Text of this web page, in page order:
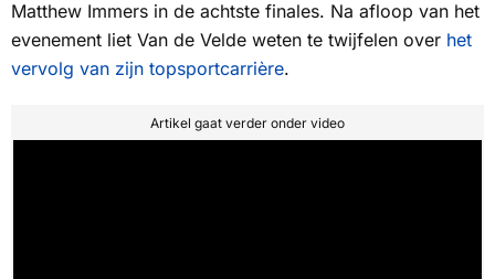
Matthew Immers in de achtste finales. Na afloop van het
evenement liet Van de Velde weten te twijfelen over het
vervolg van zijn topsportcarrière.
Artikel gaat verder onder video